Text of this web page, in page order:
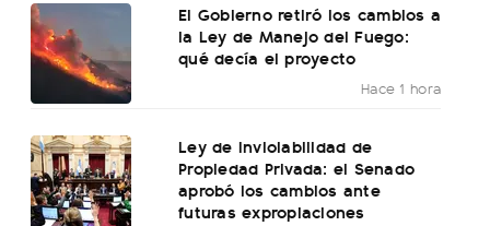
El Gobierno retiró los cambios a
la Ley de Manejo del Fuego:
qué decía el proyecto
Hace 1 hora
Ley de Inviolabilidad de
Propiedad Privada: el Senado
aprobó los cambios ante
futuras expropiaciones